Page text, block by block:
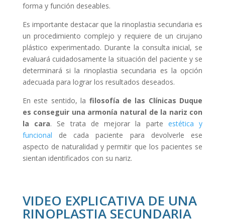
forma y función deseables.
Es importante destacar que la rinoplastia secundaria es
un procedimiento complejo y requiere de un cirujano
plástico experimentado. Durante la consulta inicial, se
evaluará cuidadosamente la situación del paciente y se
determinará si la rinoplastia secundaria es la opción
adecuada para lograr los resultados deseados.
En este sentido, la filosofía de las Clínicas Duque
es conseguir una armonía natural de la nariz con
la cara. Se trata de mejorar la parte estética y
funcional de cada paciente para devolverle ese
aspecto de naturalidad y permitir que los pacientes se
sientan identificados con su nariz.
VIDEO EXPLICATIVA DE UNA
RINOPLASTIA SECUNDARIA